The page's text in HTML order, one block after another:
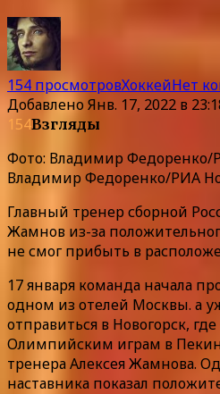
154 просмотровХоккейНет
Добавлено Янв. 17, 2022 в
154Взгляды
Фото: Владимир Федоренко/
Владимир Федоренко/РИА
Главный тренер сборной
Жамнов из-за
не смог прибыть в
17 января команда начала
одном из отелей Москвы. а
отправиться в Новогорск,
Олимпийским играм в
тренера Алексея Жамнова.
наставника показал